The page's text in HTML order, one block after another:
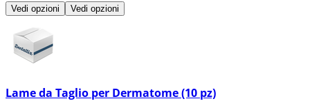
Vedi opzioni Vedi opzioni
Lame da Taglio per Dermatome (10 pz)